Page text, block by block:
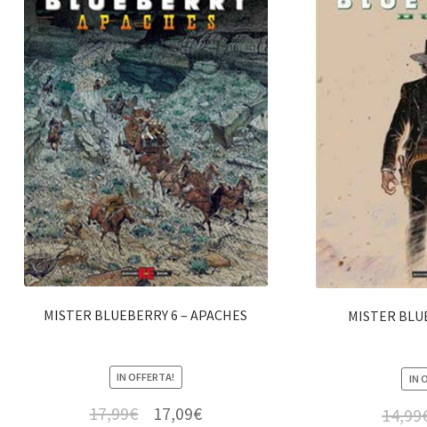
MISTER BLUEBERRY 6 – APACHES
IN OFFERTA!
17,99€ 17,09€
MISTER
IN
14,99